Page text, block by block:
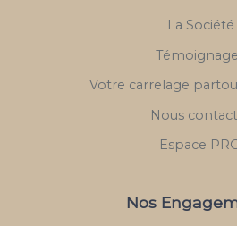
La Société
Votre carrelage
Nous
Espace
Nos